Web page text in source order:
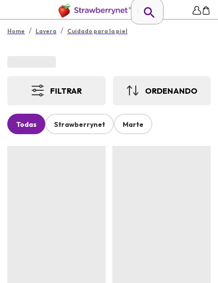
Home / Lavera / Cuidado para la piel
FILTRAR ORDENANDO
Todas Strawberrynet Marte